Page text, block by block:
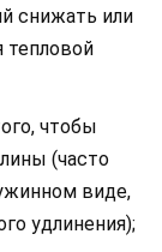
снижать или
тепловой
чтобы
(часто
виде,
удлинения);